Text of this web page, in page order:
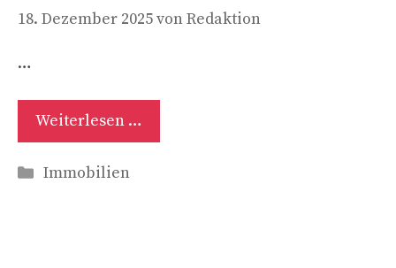
18. Dezember 2025vonRedaktion
…
Weiterlesen …
Kategorien
Immobilien